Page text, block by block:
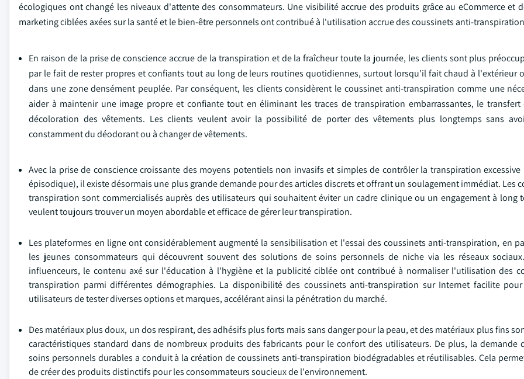
écologiques ont changé les niveaux d'attente des consommateurs. Une visibilité accrue des produits grâce au eCommerce et
marketing ciblées axées sur la santé et le bien-être personnels ont contribué à l'utilisation accrue des coussinets anti-
En raison de la prise de conscience accrue de la transpiration et de la fraîcheur toute la journée, les clients sont plus
par le fait de rester propres et confiants tout au long de leurs routines quotidiennes, surtout lorsqu'il fait chaud à l'extérieur
dans une zone densément peuplée. Par conséquent, les clients considèrent le coussinet anti-transpiration comme une
aider à maintenir une image propre et confiante tout en éliminant les traces de transpiration embarrassantes, le
décoloration des vêtements. Les clients veulent avoir la possibilité de porter des vêtements plus longtemps sans
constamment du déodorant ou à changer de vêtements.
Avec la prise de conscience croissante des moyens potentiels non invasifs et simples de contrôler la transpiration
épisodique), il existe désormais une plus grande demande pour des articles discrets et offrant un soulagement immédiat. Les
transpiration sont commercialisés auprès des utilisateurs qui souhaitent éviter un cadre clinique ou un engagement à long
veulent toujours trouver un moyen abordable et efficace de gérer leur transpiration.
Les plateformes en ligne ont considérablement augmenté la sensibilisation et l'essai des coussinets anti-transpiration, en
les jeunes consommateurs qui découvrent souvent des solutions de soins personnels de niche via les réseaux
influenceurs, le contenu axé sur l'éducation à l'hygiène et la publicité ciblée ont contribué à normaliser l'utilisation des
transpiration parmi différentes démographies. La disponibilité des coussinets anti-transpiration sur Internet facilite
utilisateurs de tester diverses options et marques, accélérant ainsi la pénétration du marché.
Des matériaux plus doux, un dos respirant, des adhésifs plus forts mais sans danger pour la peau, et des matériaux plus fins
caractéristiques standard dans de nombreux produits des fabricants pour le confort des utilisateurs. De plus, la demande
soins personnels durables a conduit à la création de coussinets anti-transpiration biodégradables et réutilisables. Cela
de créer des produits distinctifs pour les consommateurs soucieux de l'environnement.